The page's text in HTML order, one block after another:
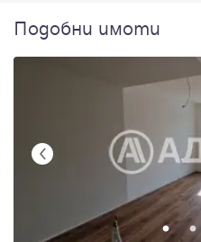
Подобни имоти